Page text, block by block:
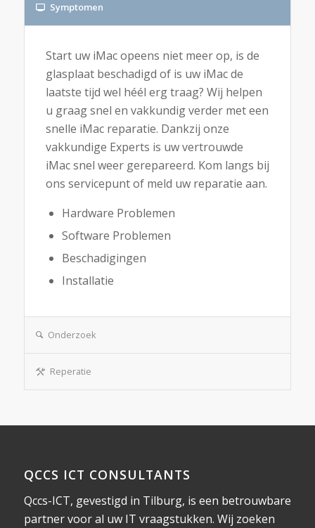
Symptomen
Start uw iMac opeens niet meer op, is de
glasplaat beschadigd of is uw iMac de
laatste tijd wel héél erg traag? Wij helpen
u graag snel en vakkundig verder met een
snelle iMac reparatie. Dankzij onze
vakkundige Experts is uw vertrouwde
iMac snel weer gerepareerd. Kom langs bij
ons servicepunt of meld uw reparatie aan.
Hardware Problemen
Software Problemen
Beschadigingen
Installatie
Onderzoek
Reperatie
QCCS ICT CONSULTANTS
Qccs-ICT, gevestigd in Tilburg, is een betrouwbare
partner voor al uw IT vraagstukken. Wij zoeken